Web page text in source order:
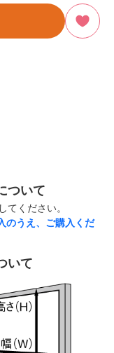
ついて
てください。
のうえ、ご購入くだ
いて